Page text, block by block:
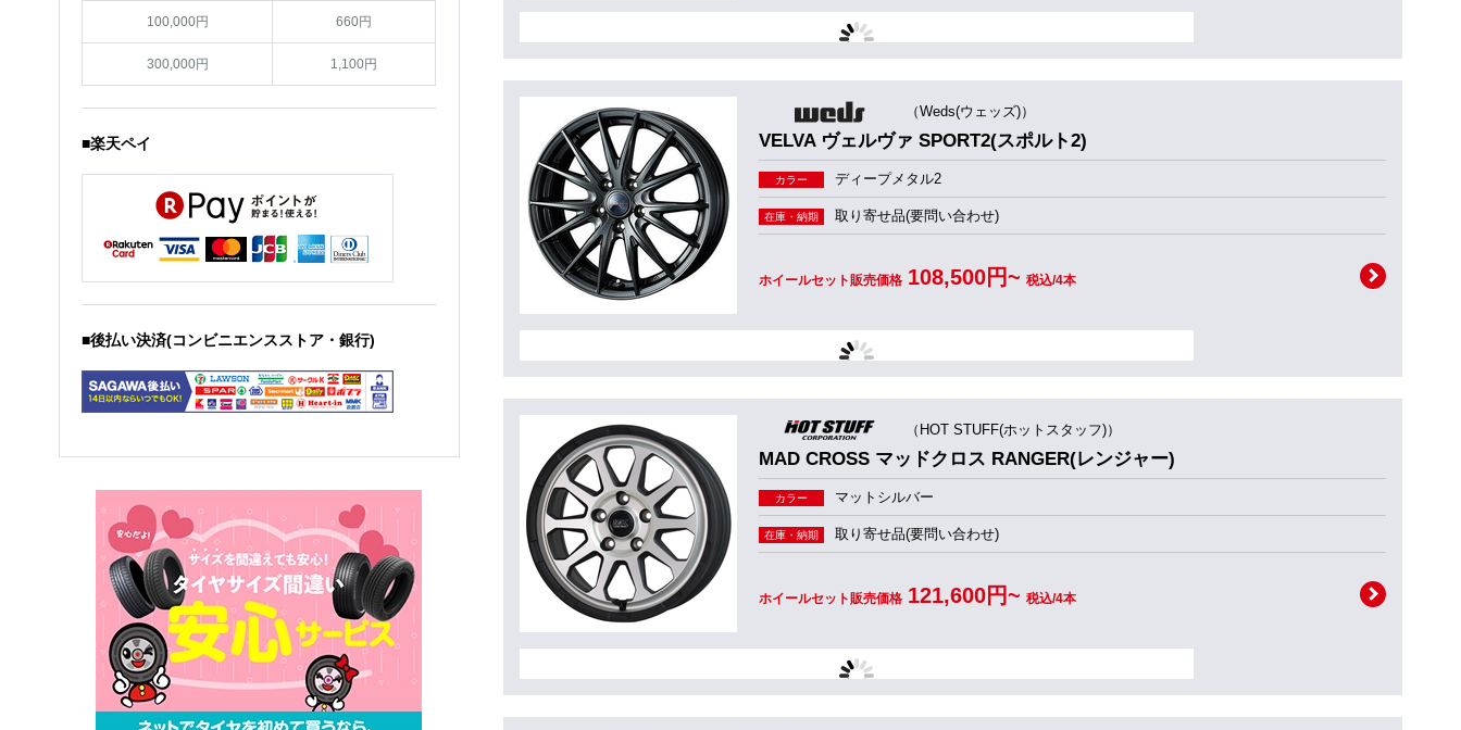
100,000円 660円
300,000円 1,100円
■楽天ペイ
■後払い決済(コンビニエンスストア・銀行)
（Weds(ウェッズ)）
VELVA ヴェルヴァ SPORT2(スポルト2)
カラー ディープメタル2
在庫・納期 取り寄せ品(要問い合わせ)
ホイールセット販売価格 108,500円~ 税込/4本
（HOT STUFF(ホットスタッフ)）
MAD CROSS マッドクロス RANGER(レンジャー)
カラー マットシルバー
在庫・納期 取り寄せ品(要問い合わせ)
ホイールセット販売価格 121,600円~ 税込/4本